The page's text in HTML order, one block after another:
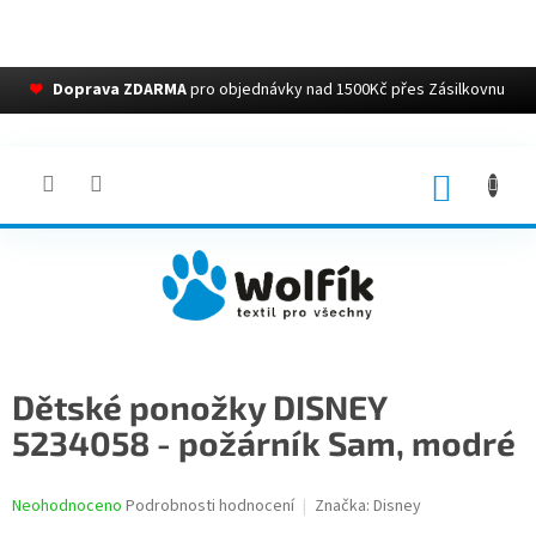
❤ Doprava ZDARMApro objednávky nad 1500Kč přes Zásilkovnu
Dětské ponožky DISNEY
5234058 - požárník Sam, modré
Průměrné
Neohodnoceno Podrobnosti hodnocení Značka: Disney